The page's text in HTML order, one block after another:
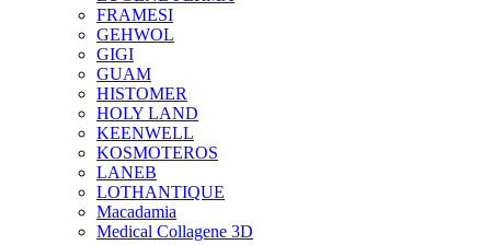
FRAMESI
GEHWOL
GIGI
GUAM
HISTOMER
HOLY LAND
KEENWELL
KOSMOTEROS
LANEB
LOTHANTIQUE
Macadamia
Medical Collagene 3D